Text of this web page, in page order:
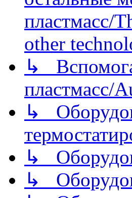
пластмасс/
other
↳
пластмасс/
↳
↳
↳